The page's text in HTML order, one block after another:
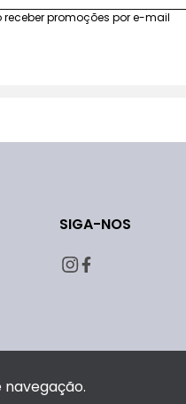
receber promoções por e-mail
SIGA-NOS